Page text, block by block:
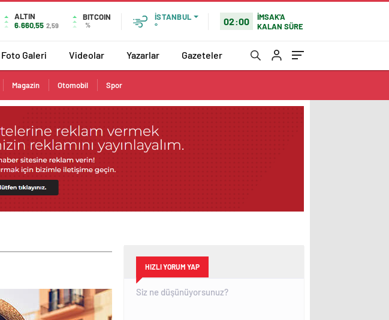
ALTIN
6.660,55 2,59
BITCOIN
%
İSTANBUL
°
02:00
İMSAK'A
KALAN SÜRE
Foto Galeri Videolar Yazarlar Gazeteler
Magazin Otomobil Spor
HIZLI YORUM YAP